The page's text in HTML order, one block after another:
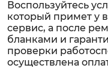
Воспользуйтесь
который примет у
сервис, а после
бланками и
проверки
осуществлена